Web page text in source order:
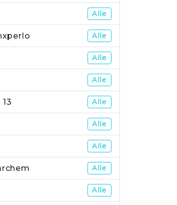
Alle
Alle
Alle
Alle
Alle
Alle
Alle
Alle
Alle